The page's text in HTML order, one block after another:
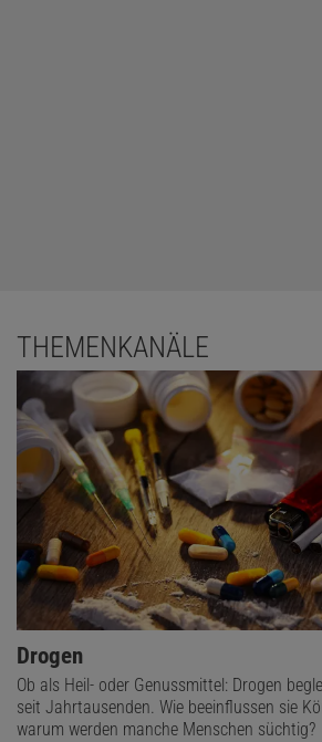
THEMENKANÄLE
Drogen
Ob als Heil- oder Genussmittel: Drogen
seit Jahrtausenden. Wie beeinflussen sie
warum werden manche Menschen süchtig?